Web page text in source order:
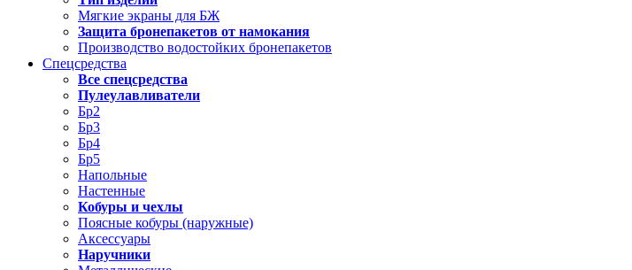
Мягкие экраны для БЖ
Защита бронепакетов от намокания
Производство водостойких бронепакетов
Спецсредства
Все спецсредства
Пулеулавливатели
Бр2
Бр3
Бр4
Бр5
Напольные
Настенные
Кобуры и чехлы
Поясные кобуры (наружные)
Аксессуары
Наручники